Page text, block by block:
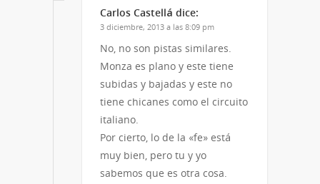
Carlos Castellá dice:
3 diciembre, 2013 a las 8:09 pm
No, no son pistas similares.
Monza es plano y este tiene
subidas y bajadas y este no
tiene chicanes como el circuito
italiano.
Por cierto, lo de la «fe» está
muy bien, pero tu y yo
sabemos que es otra cosa.